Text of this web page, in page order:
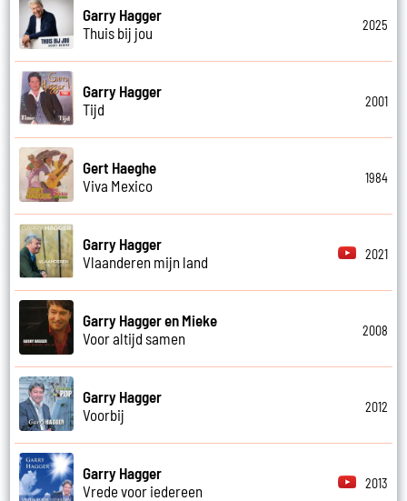
Garry Hagger
Thuis bij jou
2025
Garry Hagger
Tijd
2001
Gert Haeghe
Viva Mexico
1984
Garry Hagger
Vlaanderen mijn land
2021
Garry Hagger en Mieke
Voor altijd samen
2008
Garry Hagger
Voorbij
2012
Garry Hagger
Vrede voor iedereen
2013